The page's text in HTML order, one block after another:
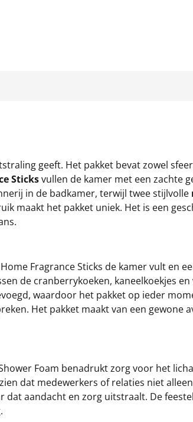
geeft. Het pakket bevat zowel
Sticksvullen de kamer met een zachte
in de badkamer, terwijl twee stijlvolle
maakt het pakket uniek. Het is een
Fragrance Sticks de kamer vult en
de cranberrykoeken, kaneelkoekjes
waardoor het pakket op ieder
Het pakket maakt van een gewone
Foam benadrukt zorg voor het
dat medewerkers of relaties niet
aandacht en zorg uitstraalt. De